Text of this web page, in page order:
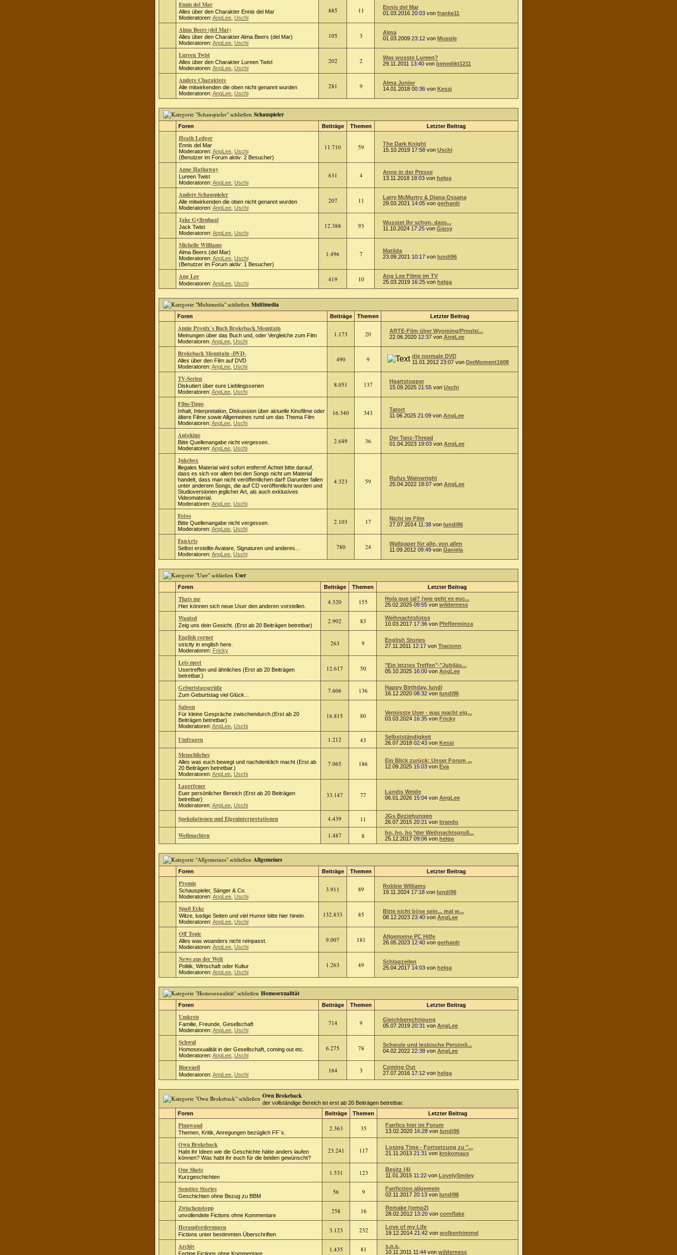
Ennis del Mar
Alles über den Charakter Ennis del Mar
Moderatoren: AngLee Uschi
885 11
Ennis del Mar
01.03.2016 20:03 von franke11
Alma Beers (del Mar)
Alles über den Charakter Alma Beers (del Mar)
Moderatoren: AngLee Uschi
105 3
Alma
01.03.2009 23:12 von Mopple
Lureen Twist
Alles über den Charakter Lureen Twist
Moderatoren: AngLee Uschi
202 2
Was wusste Lureen?
29.11.2011 13:40 von benedikt1211
Andere Charaktere
Alle mitwirkenden die oben nicht genannt wurden
Moderatoren: AngLee Uschi
281 9
Alma Junior
14.01.2018 00:36 von Kessi
Schauspieler
Foren Beiträge Themen Letzter Beitrag
Heath Ledger
Ennis del Mar
Moderatoren: AngLee Uschi
(Benutzer im Forum aktiv: 2 Besucher)
11.710 59
The Dark Knight
15.10.2019 17:58 von Uschi
Anne Hathaway
Lureen Twist
Moderatoren: AngLee Uschi
631 4
Anne in der Presse
13.11.2018 18:03 von helga
Andere Schauspieler
Alle mitwirkenden die oben nicht genannt wurden
Moderatoren: AngLee Uschi
207 11
Larry McMurtry & Diana Ossana
29.03.2021 14:05 von gerhardr
Jake Gyllenhaal
Jack Twist
Moderatoren: AngLee Uschi
12.388 93
Wusstet Ihr schon, dass...
11.10.2024 17:25 von Gipsy
Michelle Williams
Alma Beers (del Mar)
Moderatoren: AngLee Uschi
(Benutzer im Forum aktiv: 1 Besucher)
1.496 7
Matilda
23.09.2021 10:17 von lundi96
Ang Lee
Moderatoren: AngLee Uschi
419 10
Ang Lee Filme im TV
25.03.2019 16:25 von helga
Multimedia
Foren Beiträge Themen Letzter Beitrag
Annie Proulx´s Buch Brokeback Mountain
Meinungen über das Buch und, oder Vergleiche zum Film
Moderatoren: AngLee Uschi
1.173 20
ARTE-Film über Wyoming/Proulx/...
22.06.2020 12:37 von AngLee
Brokeback Mountain -DVD-
Alles über den Film auf DVD
Moderatoren: AngLee Uschi
490 9
die normale DVD
11.01.2012 23:07 von DerMoment1608
TV-Serien
Diskutiert über eure Lieblingsserien
Moderatoren: AngLee Uschi
8.051 137
Heartstopper
15.09.2025 21:55 von Uschi
Film-Tipps
Inhalt, Interpretation, Diskussion über aktuelle Kinofilme oder
ältere Filme sowie Allgemeines rund um das Thema Film
Moderatoren: AngLee Uschi
16.340 343
Tatort
11.06.2025 21:09 von AngLee
Autokino
Bitte Quellenangabe nicht vergessen.
Moderatoren: AngLee Uschi
2.689 36
Der Tanz-Thread
01.04.2023 19:03 von AngLee
Jukebox
lllegales Material wird sofort entfernt! Achtet bitte darauf,
dass es sich vor allem bei den Songs nicht um Material
handelt, dass man nicht veröffentlichen darf! Darunter fallen
unter anderem Songs, die auf CD veröffentlicht wurden und
Studioversionen jeglicher Art, als auch exklusives
Videomaterial.
Moderatoren: AngLee Uschi
4.323 59
Rufus Wainwright
25.04.2022 18:07 von AngLee
Fotos
Bitte Quellenangabe nicht vergessen.
Moderatoren: AngLee Uschi
2.103 17
Nicht im Film
27.07.2014 11:38 von lundi96
FanArts
Selbst erstellte Avatare, Signaturen und anderes...
Moderatoren: AngLee Uschi
780 24
Wallpaper für alle, von allen
11.09.2012 09:49 von Daniela
User
Foren Beiträge Themen Letzter Beitrag
Thats me
Hier können sich neue User den anderen vorstellen.
4.320 155
Hola que tal? (wie geht es euc...
25.02.2025 09:55 von wilderness
Wanted
Zeig uns dein Gesicht. (Erst ab 20 Beiträgen betretbar)
2.902 83
Weihnachtsfotos
10.03.2017 17:36 von Pfefferminza
English corner
strictly in english here.
Moderatoren: Fricky
263 9
English Stories
27.11.2011 12:17 von Tracionn
Lets meet
Usertreffen und ähnliches (Erst ab 20 Beiträgen
betretbar.)
12.617 50
"Ein letztes Treffen"-"Jubiläu...
05.10.2025 16:00 von AngLee
Geburtstagsgrüße
Zum Geburtstag viel Glück...
7.606 136
Happy Birthday, lundi
16.12.2020 08:32 von lundi96
Saloon
Für kleine Gespräche zwischendurch.(Erst ab 20
Beiträgen betretbar)
Moderatoren: AngLee Uschi
16.815 80
Vermisste User - was macht eig...
03.03.2024 16:35 von Fricky
Umfragen 1.212 43
Selbstständigkeit
26.07.2018 02:43 von Kessi
Menschliches
Alles was euch bewegt und nachdenklich macht (Erst ab
20 Beiträgen betretbar.)
Moderatoren: AngLee Uschi
7.065 186
Ein Blick zurück: Unser Forum ...
12.09.2025 15:03 von Eva
Lagerfeuer
Euer persönlicher Bereich (Erst ab 20 Beiträgen
betretbar)
Moderatoren: AngLee Uschi
33.147 77
Lundis Weide
06.01.2026 15:04 von AngLee
Spekulationen und Eigeninterpretationen 4.439 11
JGs Beziehungen
26.07.2015 20:21 von brando
Weihnachten 1.487 8
ho, ho, ho *der Weihnachtsgruß...
25.12.2017 09:06 von helga
Allgemeines
Foren Beiträge Themen Letzter Beitrag
Promis
Schauspieler, Sänger & Co.
Moderatoren: AngLee Uschi
3.911 89
Robbie Williams
19.11.2024 17:18 von lundi96
Spaß Ecke
Witze, lustige Seiten und viel Humor bitte hier hinein.
Moderatoren: AngLee Uschi
132.833 85
Bitte nicht böse sein... mal w...
08.12.2023 23:40 von AngLee
Off Topic
Alles was woanders nicht reinpasst.
Moderatoren: AngLee Uschi
9.007 181
Allgemeine PC Hilfe
26.05.2023 12:40 von gerhardr
News aus der Welt
Politik, Wirtschaft oder Kultur
Moderatoren: AngLee Uschi
1.263 49
Schlagzeilen
25.04.2017 14:03 von helga
Homosexualität
Foren Beiträge Themen Letzter Beitrag
Umkreis
Familie, Freunde, Gesellschaft
Moderatoren: AngLee Uschi
714 9
Gleichberechtigung
05.07.2019 20:31 von AngLee
Schwul
Homosexualität in der Gesellschaft, coming out etc.
Moderatoren: AngLee Uschi
6.275 78
Schwule und lesbische Persönli...
04.02.2022 22:38 von AngLee
Bisexuell
Moderatoren: AngLee Uschi
164 3
Coming Out
27.07.2016 17:12 von helga
Own Brokeback
der vollständige Bereich ist erst ab 20 Beiträgen betretbar.
Foren
Beiträge Themen Letzter Beitrag
Pinnwand
Themen, Kritik, Anregungen bezüglich FF`s.
2.363 35
Fanfics hier im Forum
13.02.2020 16:28 von lundi96
Own Brokeback
Habt ihr Ideen wie die Geschichte hätte anders laufen
können? Was habt ihr euch für die beiden gewünscht?
23.241 117
Losing Time - Fortsetzung zu "...
21.11.2013 21:31 von krokomaus
One Shots
Kurzgeschichten
1.531 123
Besitz (4)
11.01.2015 11:22 von LovelySmiley
Sonstige Stories
Geschichten ohne Bezug zu BBM
56 9
Fanfiction allgemein
02.11.2017 20:13 von lundi96
Zwischenstopp
unvollendete Fictions ohne Kommentare
258 16
Remake (temp2)
28.02.2012 13:20 von cornflake
Herausforderungen
Fictions unter bestimmten Überschriften
3.123 232
Love of my Life
19.12.2014 21:42 von wolkenhimmel
Archiv
Fertige Fictions ohne Kommentare
1.435 81
s.o.s.
10.11.2011 11:44 von wilderness